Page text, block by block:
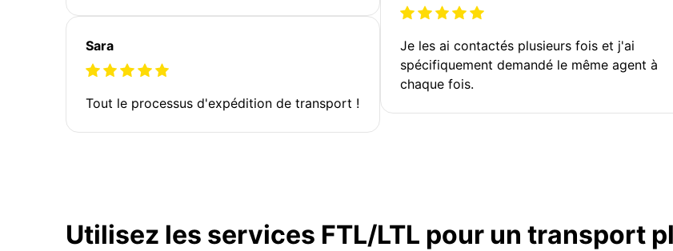
Sara
Tout le processus d'expédition de transport !
Je les ai contactés plusieurs fois et j'ai
spécifiquement demandé le même agent à
chaque fois.
Utilisez les services FTL/LTL pour un transport